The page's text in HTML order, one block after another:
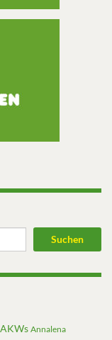
Suchen
AKWs Annalena